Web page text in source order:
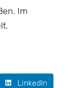
Im
LinkedIn